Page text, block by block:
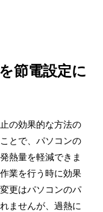
節電設定に
の効果的な方法の
とで、パソコンの
熱量を軽減できま
業を行う時に効果
更はパソコンのパ
ませんが、過熱に